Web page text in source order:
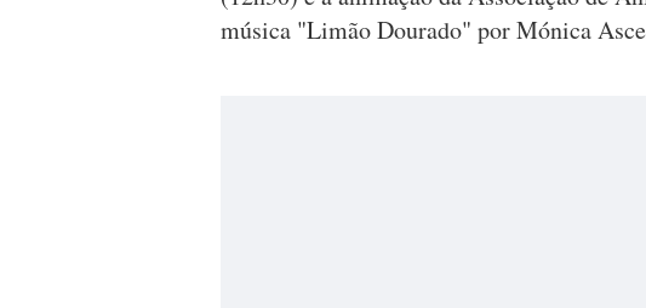
música "Limão Dourado" por Mónica